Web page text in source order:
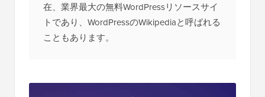
在、業界最大の無料WordPressリソースサイ
トであり、WordPressのWikipediaと呼ばれる
こともあります。